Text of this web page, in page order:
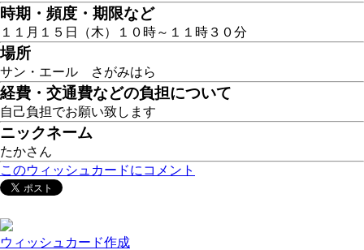
時期・頻度・期限など
１１月１５日（木）１０時～１１時３０分
場所
サン・エール さがみはら
経費・交通費などの負担について
自己負担でお願い致します
ニックネーム
たかさん
このウィッシュカードにコメント
ウィッシュカード作成